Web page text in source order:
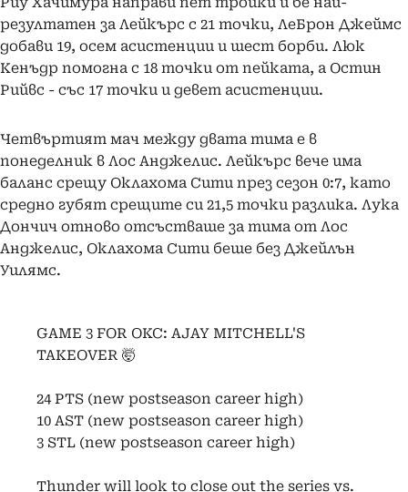
резултатен за Лейкърс с 21 точки, ЛеБрон Джеймс
добави 19, осем асистенции и шест борби. Люк
Кенъдр помогна с 18 точки от пейката, а Остин
Рийвс - със 17 точки и девет асистенции.
Четвъртият мач между двата тима е в
понеделник в Лос Анджелис. Лейкърс вече има
баланс срещу Оклахома Сити през сезон 0:7, като
средно губят срещите си 21,5 точки разлика. Лука
Дончич отново отсъстваше за тима от Лос
Анджелис, Оклахома Сити беше без Джейлън
Уилямс.
GAME 3 FOR OKC: AJAY MITCHELL'S
TAKEOVER 🤯
24 PTS (new postseason career high)
10 AST (new postseason career high)
3 STL (new postseason career high)
Thunder will look to close out the series vs.